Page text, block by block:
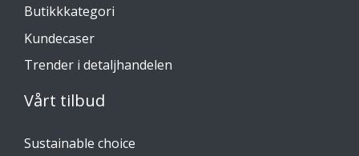
Butikkkategori
Kundecaser
Trender i detaljhandelen
Vårt tilbud
Sustainable choice